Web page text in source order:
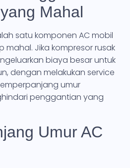
Mahal
satu komponen AC mobil
Jika kompresor rusak
biaya besar untuk
dengan melakukan service
umur
penggantian yang
Umur AC